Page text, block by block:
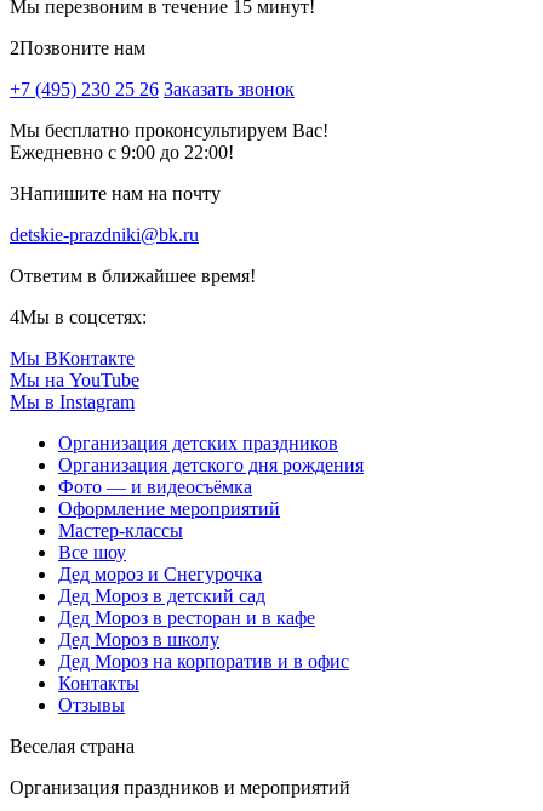
Мы перезвоним в течение 15 минут!
2Позвоните нам
+7 (495) 230 25 26 Заказать звонок
Мы бесплатно проконсультируем Вас!
Ежедневно с 9:00 до 22:00!
3Напишите нам на почту
detskie-prazdniki@bk.ru
Ответим в ближайшее время!
4Мы в соцсетях:
Мы ВКонтакте
Мы на YouTube
Мы в Instagram
Организация детских праздников
Организация детского дня рождения
Фото — и видеосъёмка
Оформление мероприятий
Мастер-классы
Все шоу
Дед мороз и Снегурочка
Дед Мороз в детский сад
Дед Мороз в ресторан и в кафе
Дед Мороз в школу
Дед Мороз на корпоратив и в офис
Контакты
Отзывы
Веселая страна
Организация праздников и мероприятий